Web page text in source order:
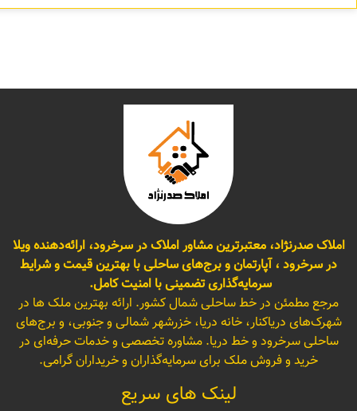
املاک صدرنژاد، معتبرترین مشاور املاک در سرخرود، ارائه‌دهنده ویلا
در سرخرود ، آپارتمان و برج‌های ساحلی با بهترین قیمت و شرایط
سرمایه‌گذاری تضمینی با امنیت کامل.
مرجع مطمئن در خط ساحلی شمال کشور. ارائه بهترین ملک ها در
شهرک‌های دریاکنار، خانه دریا، خزرشهر شمالی و جنوبی، و برج‌های
ساحلی سرخرود و خط دریا. مشاوره تخصصی و خدمات حرفه‌ای در
خرید و فروش ملک برای سرمایه‌گذاران و خریداران گرامی.
لینک های سریع